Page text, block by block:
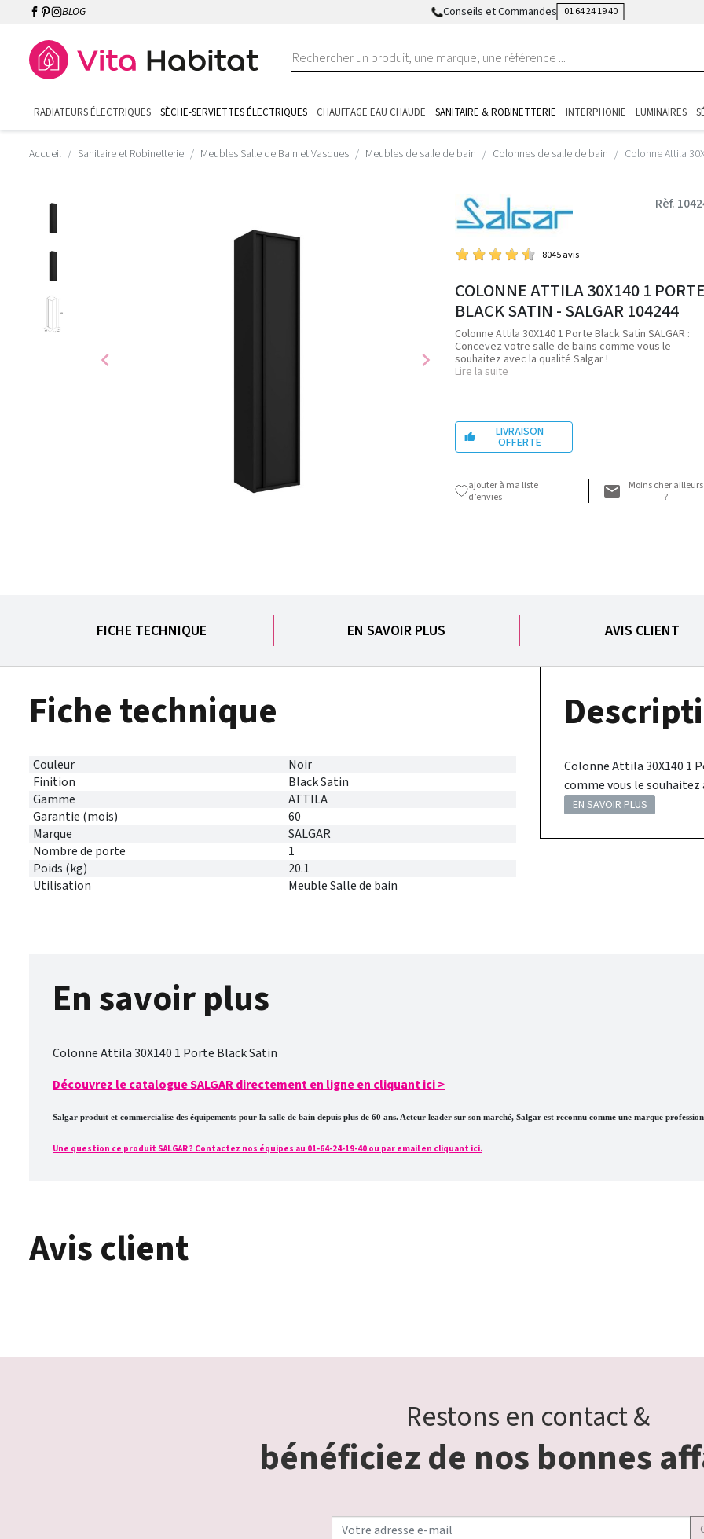
BLOG Conseils et Commandes 01 64 24 19 40
RADIATEURS ÉLECTRIQUES SÈCHE-SERVIETTES ÉLECTRIQUES CHAUFFAGE EAU CHAUDE SANITAIRE & ROBINETTERIE INTERPHONIE LUMINAIRES
Accueil Sanitaire et Robinetterie Meubles Salle de Bain et Vasques Meubles de salle de bain Colonnes de salle de bain Colonne Attila
chevron_left chevron_right
Rèf.
8045 avis
COLONNE ATTILA 30X140 1 PORTE
BLACK SATIN - SALGAR 104244
Colonne Attila 30X140 1 Porte Black Satin SALGAR :
Concevez votre salle de bains comme vous le
souhaitez avec la qualité Salgar !
Lire la suite
 LIVRAISON
OFFERTE
ajouter à ma liste
d’envies
Moins cher ailleurs
?
FICHE TECHNIQUE EN SAVOIR PLUS AVIS CLIENT
Fiche technique
Couleur
Noir
Finition
Black Satin
Gamme
ATTILA
Garantie (mois)
60
Marque
SALGAR
Nombre de porte
1
Poids (kg)
20.1
Utilisation
Meuble Salle de bain
Colonne Attila 30X140 1
comme vous le souhaitez
EN SAVOIR PLUS
En savoir plus
Colonne Attila 30X140 1 Porte Black Satin
Découvrez le catalogue SALGAR directement en ligne en cliquant ici>
Salgar produit et commercialise des équipements pour la salle de bain depuis plus de 60 ans. Acteur leader sur son marché, Salgar est reconnu comme une marque
Une question ce produit SALGAR ? Contactez nos équipes au 01-64-24-19-40 ou par email en cliquant ici.
Avis client
Restons en contact &
bénéficiez de nos bonnes